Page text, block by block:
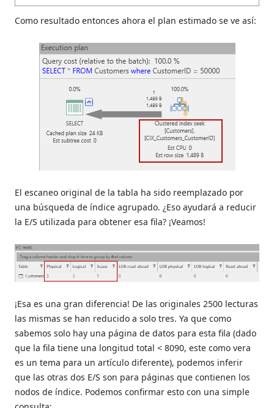
Como resultado entonces ahora el plan estimado se ve así:
El escaneo original de la tabla ha sido reemplazado por
una búsqueda de índice agrupado. ¿Eso ayudará a reducir
la E/S utilizada para obtener esa fila? ¡Veamos!
¡Esa es una gran diferencia! De las originales 2500 lecturas
las mismas se han reducido a solo tres. Ya que como
sabemos solo hay una página de datos para esta fila (dado
que la fila tiene una longitud total < 8090, este como vera
es un tema para un artículo diferente), podemos inferir
que las otras dos E/S son para páginas que contienen los
nodos de índice. Podemos confirmar esto con una simple